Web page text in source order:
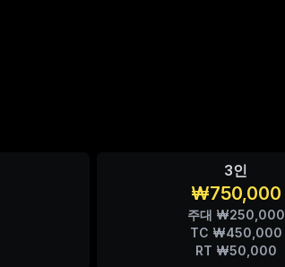
3인
₩750,000
주대 ₩250,000
TC ₩450,000
RT ₩50,000